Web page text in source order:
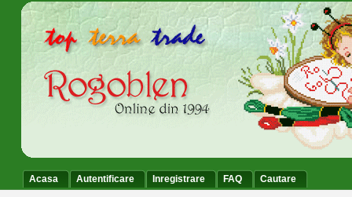
Acasa Autentificare Inregistrare FAQ Cautare